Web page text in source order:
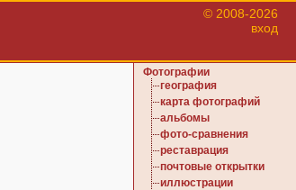
© 2008-2026
вход
Фотографии
география
карта фотографий
альбомы
фото-сравнения
реставрация
почтовые открытки
иллюстрации